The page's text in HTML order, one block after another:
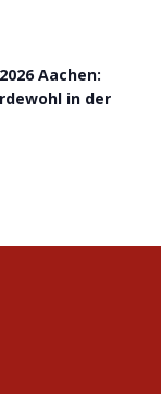
Aachen:
in der